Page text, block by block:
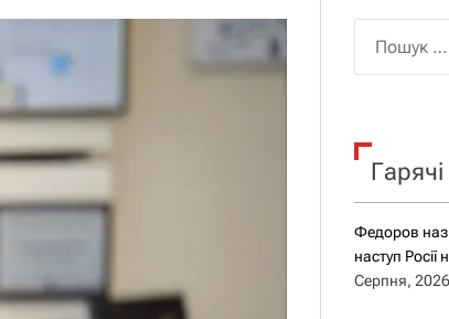
к
Федоров
наступ Росії
Серпня, 2026